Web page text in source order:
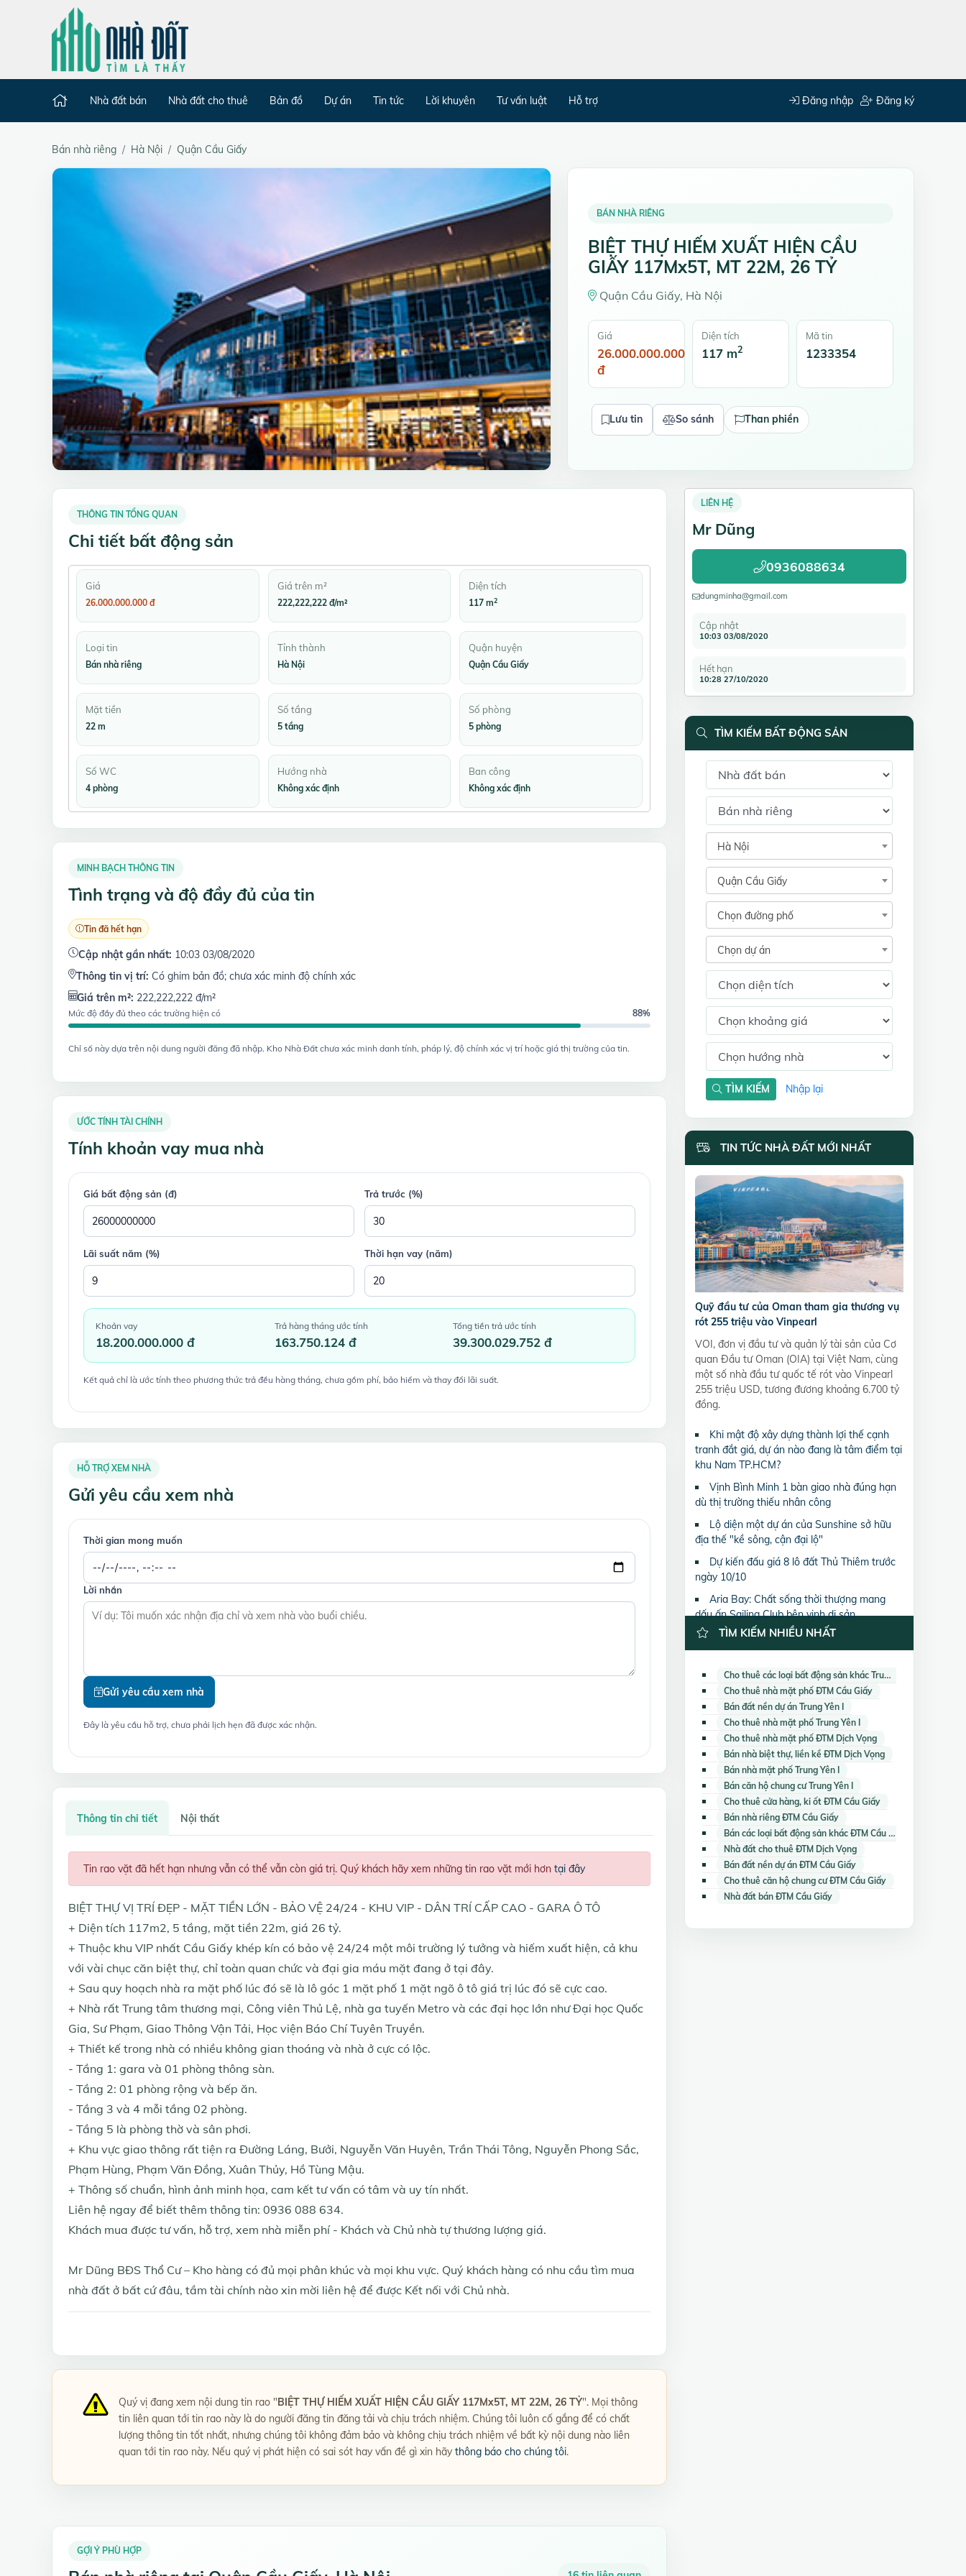
Nhà đất bán Nhà đất cho thuê Bản đồ Dự án Tin tức Lời khuyên Tư vấn luật Hỗ trợ Đăng nhập Đăng ký
Bán nhà riêng Hà Nội Quận Cầu Giấy
BÁN NHÀ RIÊNG
BIỆT THỰ HIẾM XUẤT HIỆN CẦU
GIẤY 117Mx5T, MT 22M, 26 TỶ
Quận Cầu Giấy, Hà Nội
Giá
26.000.000.000
đ
Diện tích
117 m2
Mã tin
1233354
Lưu tin So sánh Than phiền
THÔNG TIN TỔNG QUAN
Chi tiết bất động sản
Giá
26.000.000.000 đ
Giá trên m²
222,222,222 đ/m²
Diện tích
117 m2
Loại tin
Bán nhà riêng
Tỉnh thành
Hà Nội
Quận huyện
Quận Cầu Giấy
Mặt tiền
22 m
Số tầng
5 tầng
Số phòng
5 phòng
Số WC
4 phòng
Hướng nhà
Không xác định
Ban công
Không xác định
MINH BẠCH THÔNG TIN
Tình trạng và độ đầy đủ của tin
Tin đã hết hạn
Cập nhật gần nhất: 10:03 03/08/2020
Thông tin vị trí: Có ghim bản đồ; chưa xác minh độ chính xác
Giá trên m²: 222,222,222 đ/m²
Mức độ đầy đủ theo các trường hiện có 88%
Chỉ số này dựa trên nội dung người đăng đã nhập. Kho Nhà Đất chưa xác minh danh tính, pháp lý, độ chính xác vị trí hoặc giá thị trường của tin.
ƯỚC TÍNH TÀI CHÍNH
Tính khoản vay mua nhà
Giá bất động sản (đ) Trả trước (%)
Lãi suất năm (%) Thời hạn vay (năm)
Khoản vay
18.200.000.000 đ
Trả hàng tháng ước tính
163.750.124 đ
Tổng tiền trả ước tính
39.300.029.752 đ
Kết quả chỉ là ước tính theo phương thức trả đều hàng tháng, chưa gồm phí, bảo hiểm và thay đổi lãi suất.
HỖ TRỢ XEM NHÀ
Gửi yêu cầu xem nhà
Thời gian mong muốn
Lời nhắn
Gửi yêu cầu xem nhà
Đây là yêu cầu hỗ trợ, chưa phải lịch hẹn đã được xác nhận.
Thông tin chi tiết Nội thất
Tin rao vặt đã hết hạn nhưng vẫn có thể vẫn còn giá trị. Quý khách hãy xem những tin rao vặt mới hơn tại đây
BIỆT THỰ VỊ TRÍ ĐẸP - MẶT TIỀN LỚN - BẢO VỆ 24/24 - KHU VIP - DÂN TRÍ CẤP CAO - GARA Ô TÔ
+ Diện tích 117m2, 5 tầng, mặt tiền 22m, giá 26 tỷ.
+ Thuộc khu VIP nhất Cầu Giấy khép kín có bảo vệ 24/24 một môi trường lý tưởng và hiếm xuất hiện, cả khu
với vài chục căn biệt thự, chỉ toàn quan chức và đại gia máu mặt đang ở tại đây.
+ Sau quy hoạch nhà ra mặt phố lúc đó sẽ là lô góc 1 mặt phố 1 mặt ngõ ô tô giá trị lúc đó sẽ cực cao.
+ Nhà rất Trung tâm thương mại, Công viên Thủ Lệ, nhà ga tuyến Metro và các đại học lớn như Đại học Quốc
Gia, Sư Phạm, Giao Thông Vận Tải, Học viện Báo Chí Tuyên Truyền.
+ Thiết kế trong nhà có nhiều không gian thoáng và nhà ở cực có lộc.
- Tầng 1: gara và 01 phòng thông sàn.
- Tầng 2: 01 phòng rộng và bếp ăn.
- Tầng 3 và 4 mỗi tầng 02 phòng.
- Tầng 5 là phòng thờ và sân phơi.
+ Khu vực giao thông rất tiện ra Đường Láng, Bưởi, Nguyễn Văn Huyên, Trần Thái Tông, Nguyễn Phong Sắc,
Phạm Hùng, Phạm Văn Đồng, Xuân Thủy, Hồ Tùng Mậu.
+ Thông số chuẩn, hình ảnh minh họa, cam kết tư vấn có tâm và uy tín nhất.
Liên hệ ngay để biết thêm thông tin: 0936 088 634.
Khách mua được tư vấn, hỗ trợ, xem nhà miễn phí - Khách và Chủ nhà tự thương lượng giá.
Mr Dũng BĐS Thổ Cư – Kho hàng có đủ mọi phân khúc và mọi khu vực. Quý khách hàng có nhu cầu tìm mua
nhà đất ở bất cứ đâu, tầm tài chính nào xin mời liên hệ để được Kết nối với Chủ nhà.
Quý vị đang xem nội dung tin rao "BIỆT THỰ HIẾM XUẤT HIỆN CẦU GIẤY 117Mx5T, MT 22M, 26 TỶ". Mọi thông
tin liên quan tới tin rao này là do người đăng tin đăng tải và chịu trách nhiệm. Chúng tôi luôn cố gắng để có chất
lượng thông tin tốt nhất, nhưng chúng tôi không đảm bảo và không chịu trách nhiệm về bất kỳ nội dung nào liên
quan tới tin rao này. Nếu quý vị phát hiện có sai sót hay vấn đề gì xin hãy thông báo cho chúng tôi.
GỢI Ý PHÙ HỢP
LIÊN HỆ
Mr Dũng
0936088634
dungminha@gmail.com
Cập nhật
10:03 03/08/2020
Hết hạn
10:28 27/10/2020
TÌM KIẾM BẤT ĐỘNG SẢN
Hà Nội
Quận Cầu Giấy
Chọn đường phố
Chọn dự án
TÌM KIẾM Nhập lại
TIN TỨC NHÀ ĐẤT MỚI NHẤT
Quỹ đầu tư của Oman tham gia thương vụ
rót 255 triệu vào Vinpearl
VOI, đơn vị đầu tư và quản lý tài sản của Cơ
quan Đầu tư Oman (OIA) tại Việt Nam, cùng
một số nhà đầu tư quốc tế rót vào Vinpearl
255 triệu USD, tương đương khoảng 6.700 tỷ
đồng.
Khi mật độ xây dựng thành lợi thế cạnh
tranh đắt giá, dự án nào đang là tâm điểm tại
khu Nam TP.HCM?
Vịnh Bình Minh 1 bàn giao nhà đúng hạn
dù thị trường thiếu nhân công
Lộ diện một dự án của Sunshine sở hữu
địa thế "kề sông, cận đại lộ"
Dự kiến đấu giá 8 lô đất Thủ Thiêm trước
ngày 10/10
Aria Bay: Chất sống thời thượng mang
dấu ấn Sailing Club bên vịnh di sản
TÌM KIẾM NHIỀU NHẤT
Cho thuê các loại bất động sản khác Trung Yên I
Cho thuê nhà mặt phố ĐTM Cầu Giấy
Bán đất nền dự án Trung Yên I
Cho thuê nhà mặt phố Trung Yên I
Cho thuê nhà mặt phố ĐTM Dịch Vọng
Bán nhà biệt thự, liền kề ĐTM Dịch Vọng
Bán nhà mặt phố Trung Yên I
Bán căn hộ chung cư Trung Yên I
Cho thuê cửa hàng, ki ốt ĐTM Cầu Giấy
Bán nhà riêng ĐTM Cầu Giấy
Bán các loại bất động sản khác ĐTM Cầu Giấy
Nhà đất cho thuê ĐTM Dịch Vọng
Bán đất nền dự án ĐTM Cầu Giấy
Cho thuê căn hộ chung cư ĐTM Cầu Giấy
Nhà đất bán ĐTM Cầu Giấy